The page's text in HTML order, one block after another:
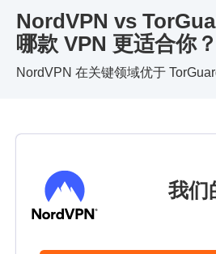
NordVPN vs
哪款 VPN 更适合你？
NordVPN 在关键领域优于
我们